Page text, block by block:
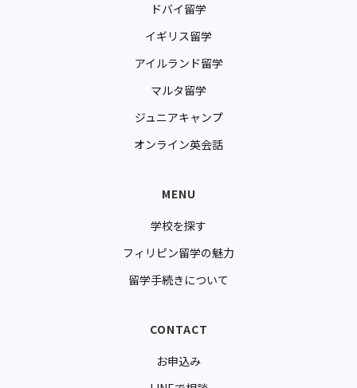
ドバイ留学
イギリス留学
アイルランド留学
マルタ留学
ジュニアキャンプ
オンライン英会話
MENU
学校を探す
フィリピン留学の魅力
留学手続きについて
CONTACT
お申込み